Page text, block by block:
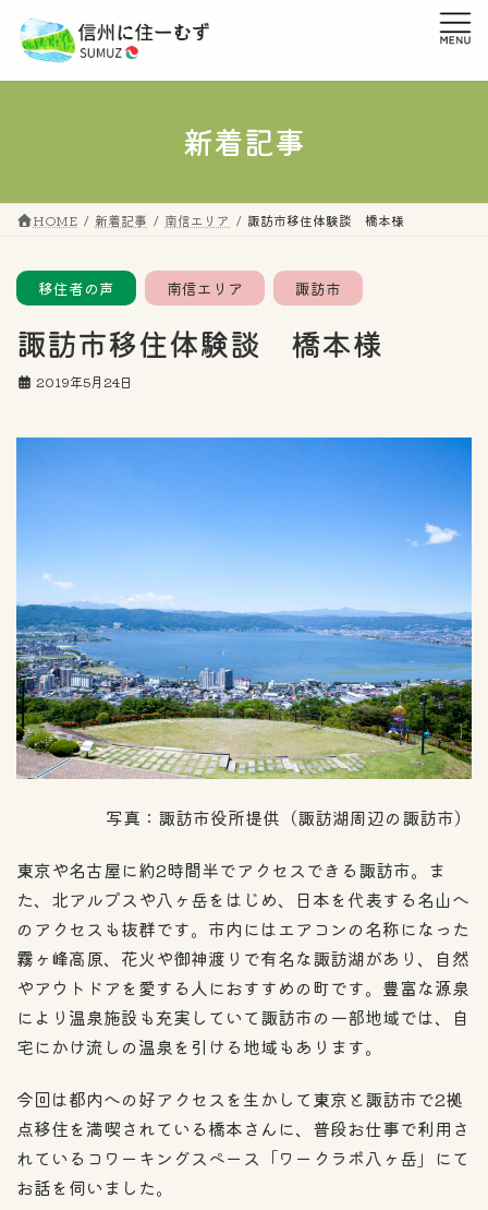
ン
プ
ー
動
新着記事
HOME 新着記事 南信エリア 諏訪市移住体験談 橋本様
諏訪市移住体験談 橋本様
2019年5月24日
写真：諏訪市役所提供（諏訪湖周辺の諏訪市）
東京や名古屋に約2時間半でアクセスできる諏訪市。ま
た、北アルプスや八ヶ岳をはじめ、日本を代表する名山へ
のアクセスも抜群です。市内にはエアコンの名称になった
霧ヶ峰高原、花火や御神渡りで有名な諏訪湖があり、自然
やアウトドアを愛する人におすすめの町です。豊富な源泉
により温泉施設も充実していて諏訪市の一部地域では、自
宅にかけ流しの温泉を引ける地域もあります。
今回は都内への好アクセスを生かして東京と諏訪市で2拠
点移住を満喫されている橋本さんに、普段お仕事で利用さ
れているコワーキングスペース「ワークラボ八ヶ岳」にて
お話を伺いました。
南信エリア 諏訪市
移住者の声